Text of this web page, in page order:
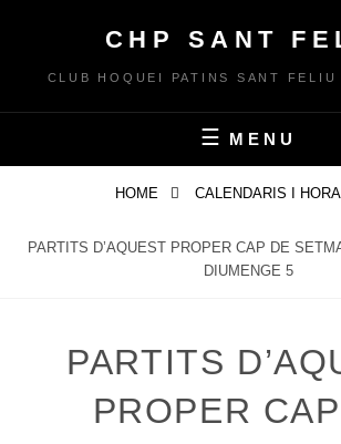
content
CHP SANT
CLUB HOQUEI PATINS SANT FELIU
MENU
HOME CALENDARIS I
PARTITS D’AQUEST PROPER CAP DE
DIUMENGE 5
PARTITS
PROPER